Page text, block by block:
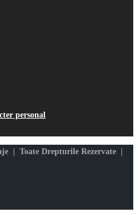
personal
| Toate Drepturile Rezervate |